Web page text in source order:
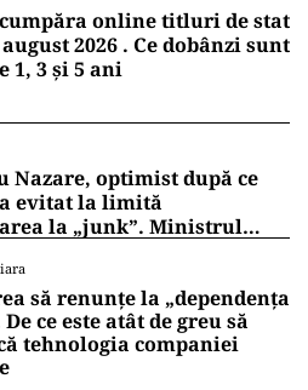
online titluri de stat
2026 . Ce dobânzi sunt
1, 3 și 5 ani
Nazare, optimist după ce
evitat la limită
la „junk”. Ministrul
să renunțe la „dependența
ce este atât de greu să
tehnologia companiei